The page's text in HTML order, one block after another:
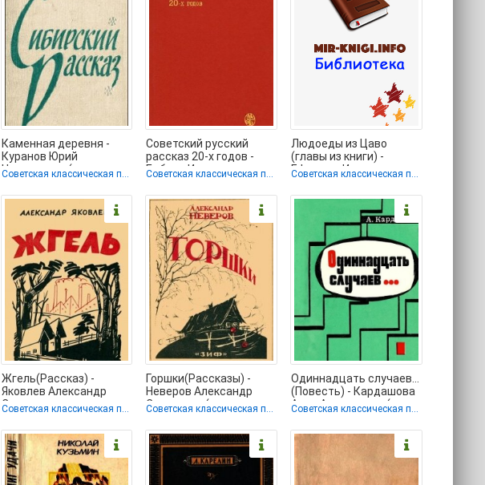
Каменная деревня -
Куранов Юрий
Николаевич (книги
txt, fb2)
Советская классическая проза
Советский русский
рассказ 20-х годов -
Бабель Исаак
книги
Советская классическая проза
Людоеды из Цаво
(главы из книги) -
Ефремов Иван
бесплатно без
Советская классическая проза
Жгель(Рассказ) -
Яковлев Александр
Степанович
бесплатно без
Советская классическая проза
Горшки(Рассказы) -
Неверов Александр
Сергеевич (книги
серия
Советская классическая проза
Одиннадцать случаев…
(Повесть) - Кардашова
Анна Алексеевна (книгиСоветская классическая проза